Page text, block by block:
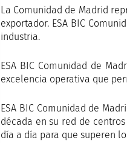
La Comunidad de Madrid
exportador. ESA BIC
industria.
ESA BIC Comunidad de
excelencia operativa que
ESA BIC Comunidad de
década en su red de
día a día para que superen